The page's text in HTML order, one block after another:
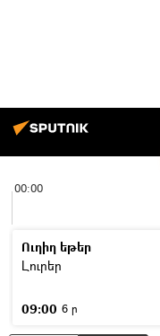
00:00
Ուղիղ եթեր
Լուրեր
09:00 6 ր